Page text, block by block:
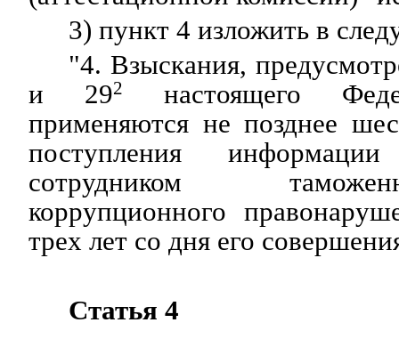
3) пункт 4 изложить в
"4. Взыскания,
и 292
настоящего
применяются не позднее
поступления
сотрудником
коррупционного
трех лет со дня его
Статья 4